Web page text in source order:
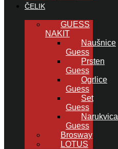
ČELIK
GUESS
NAKIT
Naušnice
Guess
Prsten
Guess
Ogrlice
Guess
Set
Guess
Narukvica
Guess
Brosway
LOTUS